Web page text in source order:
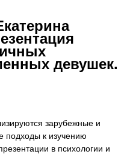
девушек.
зарубежные и
подходы к изучению
в психологии и